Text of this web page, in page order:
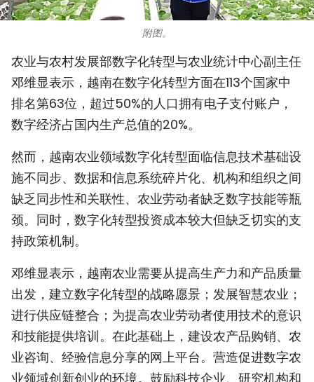
友谊桥梁
多功能媒体
图表新闻
图库
视频
人民报社简介
TIẾNG VIỆT
ENGLISH
FRANÇAIS
РУССКИЙ
附图。
农业与农村发展部数字化转型与农业统计中心副主任
邓维显表示，越南在数字化转型方面在113个国家中
排名第63位，超过50%的人口拥有电子支付账户，
数字经济占国内生产总值的20%。
然而，越南农业领域数字化转型面临信息技术基础设
施不同步、数据和信息系统碎片化、机构和组织之间
缺乏同步性和关联性、农业劳动者缺乏数字技能等瓶
颈。同时，数字化转型投资成本较大但缺乏切实的支
持政策机制。
邓维显表示，越南农业需要从提高生产力和产品质量
出发，建立数字化转型的战略愿景；发展智慧农业；
进行供应链整合；为提高农业劳动者使用技术的意识
和技能提供培训。在此基础上，建设农产品购销、农
业咨询、经验信息分享的网上平台。营造促进数字农
业领域创新创业的环境。鼓励科技企业、研究机构和